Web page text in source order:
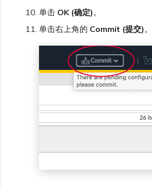
单击 OK (确定)。
单击右上角的 Commit (提交)。